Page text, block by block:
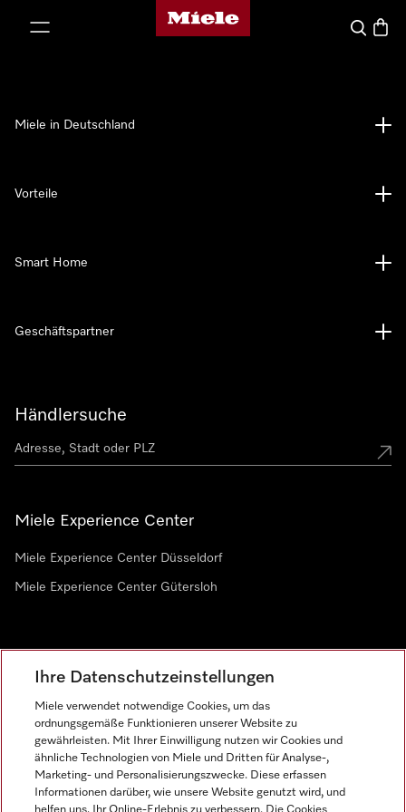
Miele-Homepage
Suche
Händlersuche
Miele Experience Center
Miele Experience Center Düsseldorf
Miele Experience Center Gütersloh
Miele in Deutschland
Vorteile
Smart Home
Geschäftspartner
Ihre Datenschutzeinstellungen
Miele verwendet notwendige Cookies, um das
ordnungsgemäße Funktionieren unserer Website zu
gewährleisten. Mit Ihrer Einwilligung nutzen wir Cookies und
ähnliche Technologien von Miele und Dritten für Analyse-,
Marketing- und Personalisierungszwecke. Diese erfassen
Informationen darüber, wie unsere Website genutzt wird, und